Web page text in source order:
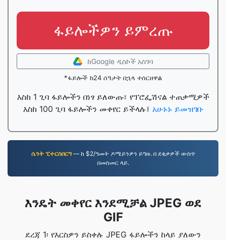
ፋይሎችዎን ይምረጡ
ከGoogle ዲስኮች አስገባ
*ፋይሎች ከ24 ሰዓታት በኋላ ተሰርዘዋል
እስከ 1 ጊባ ፋይሎችን በነፃ ይለውጡ፣ የፕሮፌሽናል ተጠቃሚዎች
እስከ 100 ጊባ ፋይሎችን መቀየር ይችላሉ፤ አሁኑኑ ይመዝገቡ
ሴንት ፒተርስበርግ— ከ $2/ዓመት ዶሜይንዎን ይግዙ. በ ደቂቃዎች ውስጥ
በመስመር ላይ.
እንዴት መቀየር እንደሚቻል JPEG ወደ
GIF
ደረጃ 1፡ የእርስዎን ይስቀሉ JPEG ፋይሎችን ከላይ ያለውን